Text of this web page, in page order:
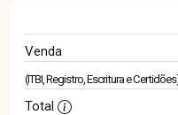
Venda
(ITBI, Registro, Escritura e
Total